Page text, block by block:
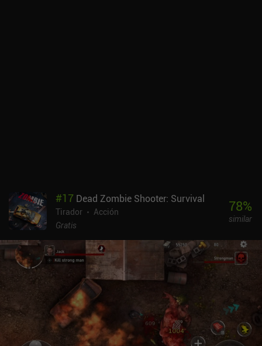
minuto libre. #17 Dead Zombie Shooter: Survival
Tirador
Acción
Gratis
78%
similar